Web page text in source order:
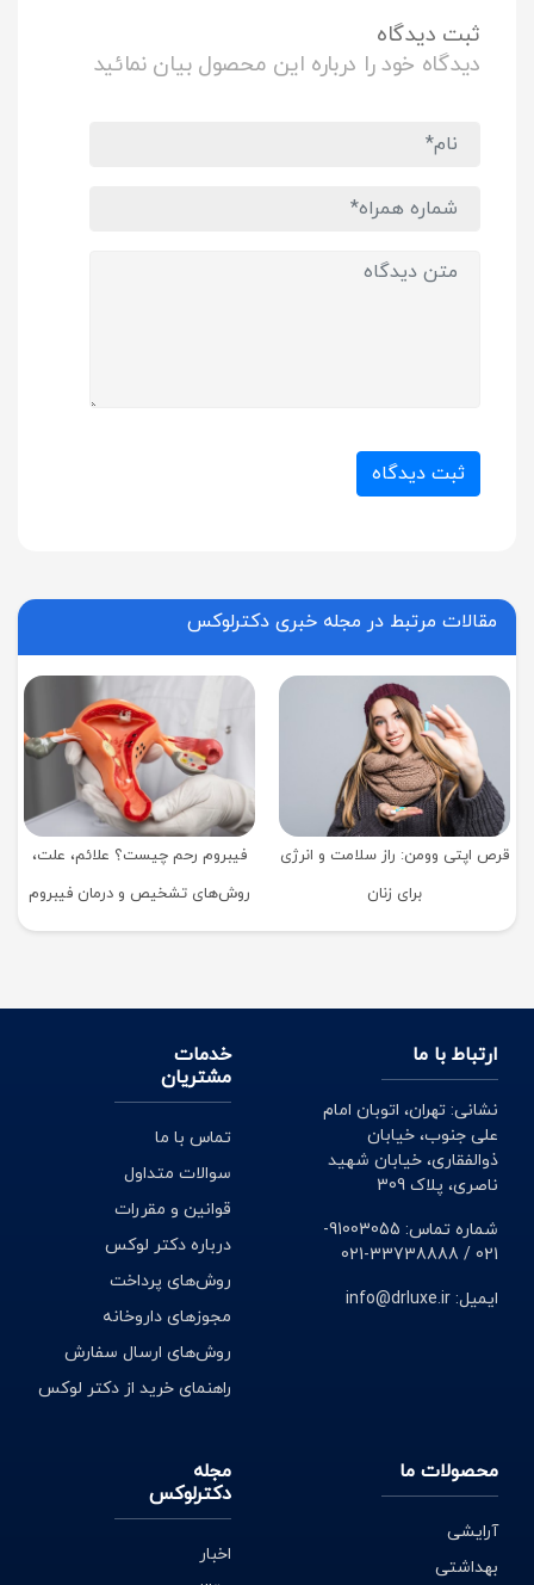
ثبت دیدگاه
دیدگاه خود را درباره این محصول بیان نمائید
ثبت دیدگاه
مقالات مرتبط در مجله خبری دکترلوکس
قرص اپتی وومن: راز سلامت و انرژی
برای زنان
فیبروم رحم چیست؟ علائم، علت،
روش‌های تشخیص و درمان فیبروم
رحم
ارتباط با ما
نشانی: تهران، اتوبان امام
علی جنوب، خیابان
ذوالفقاری، خیابان شهید
ناصری، پلاک 309
شماره تماس: 91003055-
021 / 33738888-021
ایمیل: info@drluxe.ir
خدمات
مشتریان
تماس با ما
سوالات متداول
قوانین و مقررات
درباره دکتر لوکس
روش‌های پرداخت
مجوزهای داروخانه
روش‌های ارسال سفارش
راهنمای خرید از دکتر لوکس
محصولات ما
آرایشی
بهداشتی
مجله
دکترلوکس
اخبار